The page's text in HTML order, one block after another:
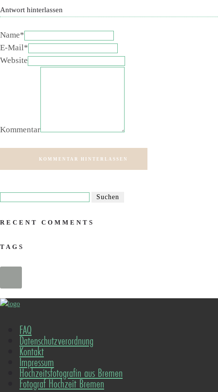
Antwort hinterlassen
Name*
E-Mail*
Website
Kommentar
KOMMENTAR HINTERLASSEN
RECENT COMMENTS
TAGS
FAQ
Datenschutzverordnung
Kontakt
Impressum
Hochzeitsfotografin aus Bremen
Fotograf Hochzeit Bremen